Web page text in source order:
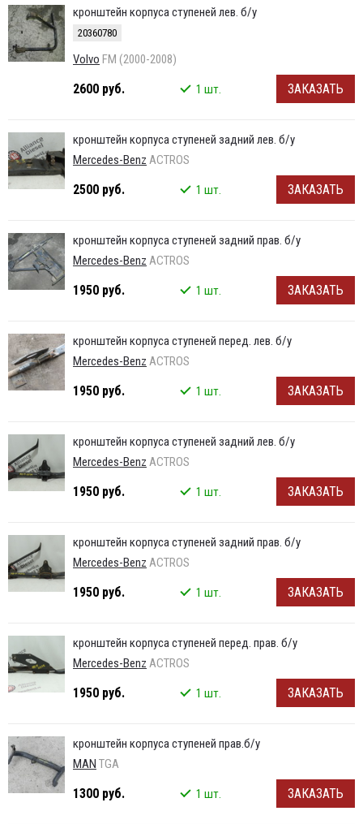
кронштейн корпуса ступеней лев. б/у
20360780
Volvo FM (2000-2008)
2600 руб. 1 шт. ЗАКАЗАТЬ
кронштейн корпуса ступеней задний лев. б/у
Mercedes-Benz ACTROS
2500 руб. 1 шт. ЗАКАЗАТЬ
кронштейн корпуса ступеней задний прав. б/у
Mercedes-Benz ACTROS
1950 руб. 1 шт. ЗАКАЗАТЬ
кронштейн корпуса ступеней перед. лев. б/у
Mercedes-Benz ACTROS
1950 руб. 1 шт. ЗАКАЗАТЬ
кронштейн корпуса ступеней задний лев. б/у
Mercedes-Benz ACTROS
1950 руб. 1 шт. ЗАКАЗАТЬ
кронштейн корпуса ступеней задний прав. б/у
Mercedes-Benz ACTROS
1950 руб. 1 шт. ЗАКАЗАТЬ
кронштейн корпуса ступеней перед. прав. б/у
Mercedes-Benz ACTROS
1950 руб. 1 шт. ЗАКАЗАТЬ
кронштейн корпуса ступеней прав.б/у
MAN TGA
1300 руб. 1 шт. ЗАКАЗАТЬ